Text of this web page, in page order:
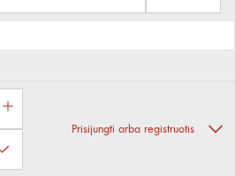
Prisijungti arba registruotis